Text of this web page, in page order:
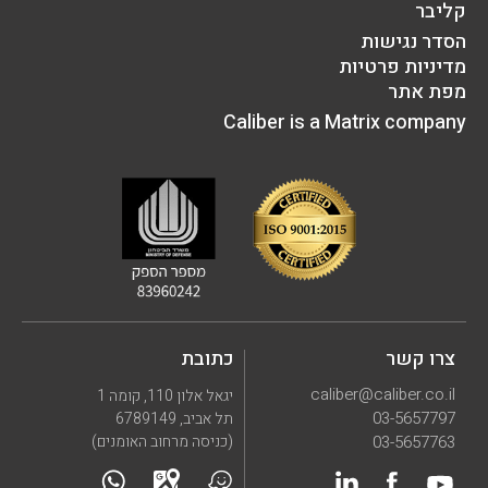
כתובת
יגאל אלון 110, קומה 1
תל אביב, 6789149
(כניסה מרחוב האומנים)
צרו קשר
caliber@caliber.co.il
03-5657797
03-5657763
קליבר
הסדר נגישות
מדיניות פרטיות
מפת אתר
Caliber is a Matrix company